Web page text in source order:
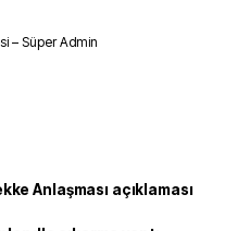
– Süper Admin
Anlaşması açıklaması